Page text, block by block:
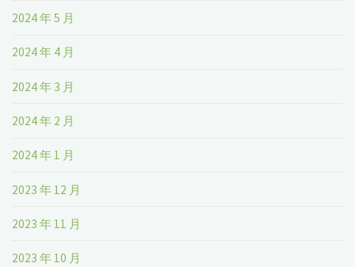
2024 年 5 月
2024 年 4 月
2024 年 3 月
2024 年 2 月
2024 年 1 月
2023 年 12 月
2023 年 11 月
2023 年 10 月